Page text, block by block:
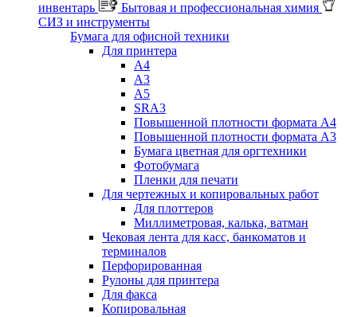
инвентарь
Бытовая и профессиональная химия
СИЗ и инструменты
Бумага для офисной техники
Для принтера
А4
А3
А5
SRA3
Повышенной плотности формата А4
Повышенной плотности формата А3
Бумага цветная для оргтехники
Фотобумага
Пленки для печати
Для чертежных и копировальных работ
Для плоттеров
Миллиметровая, калька, ватман
Чековая лента для касс, банкоматов и
терминалов
Перфорированная
Рулоны для принтера
Для факса
Копировальная